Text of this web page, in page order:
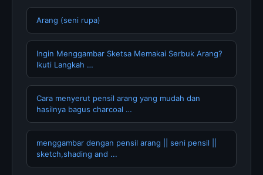
Arang (seni rupa)
Ingin Menggambar Sketsa Memakai Serbuk Arang?
Ikuti Langkah …
Cara menyerut pensil arang yang mudah dan
hasilnya bagus charcoal …
menggambar dengan pensil arang || seni pensil ||
sketch,shading and ...